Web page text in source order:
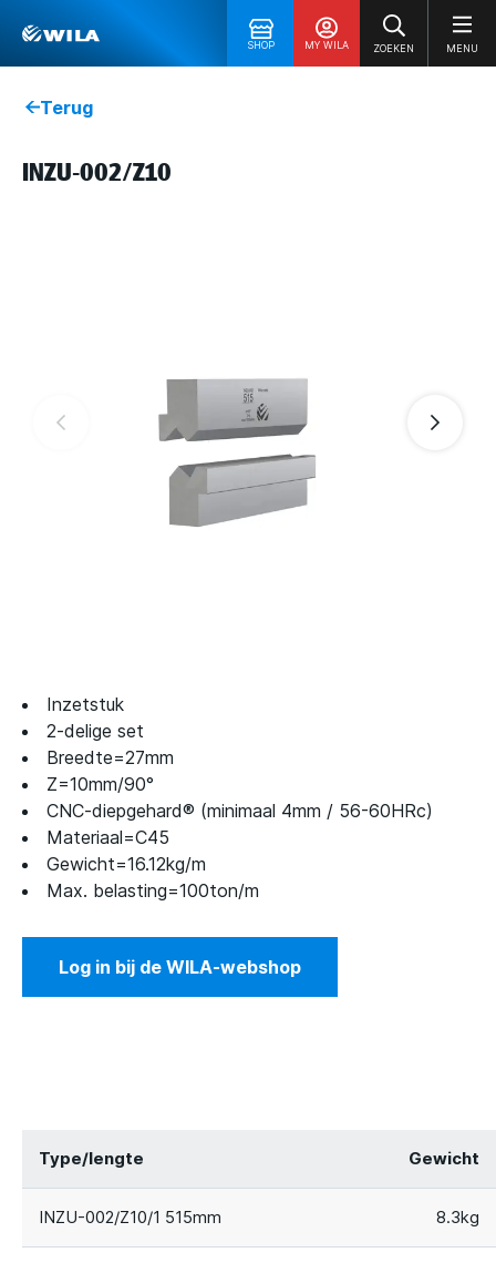
SHOP MY WILA ZOEKEN MENU
Terug
INZU-002/Z10
Inzetstuk
2-delige set
Breedte=27mm
Z=10mm/90°
CNC-diepgehard® (minimaal 4mm / 56-60HRc)
Materiaal=C45
Gewicht=16.12kg/m
Max. belasting=100ton/m
Log in bij de WILA-webshop
Type/lengte Gewicht
INZU-002/Z10/1 515mm 8.3kg